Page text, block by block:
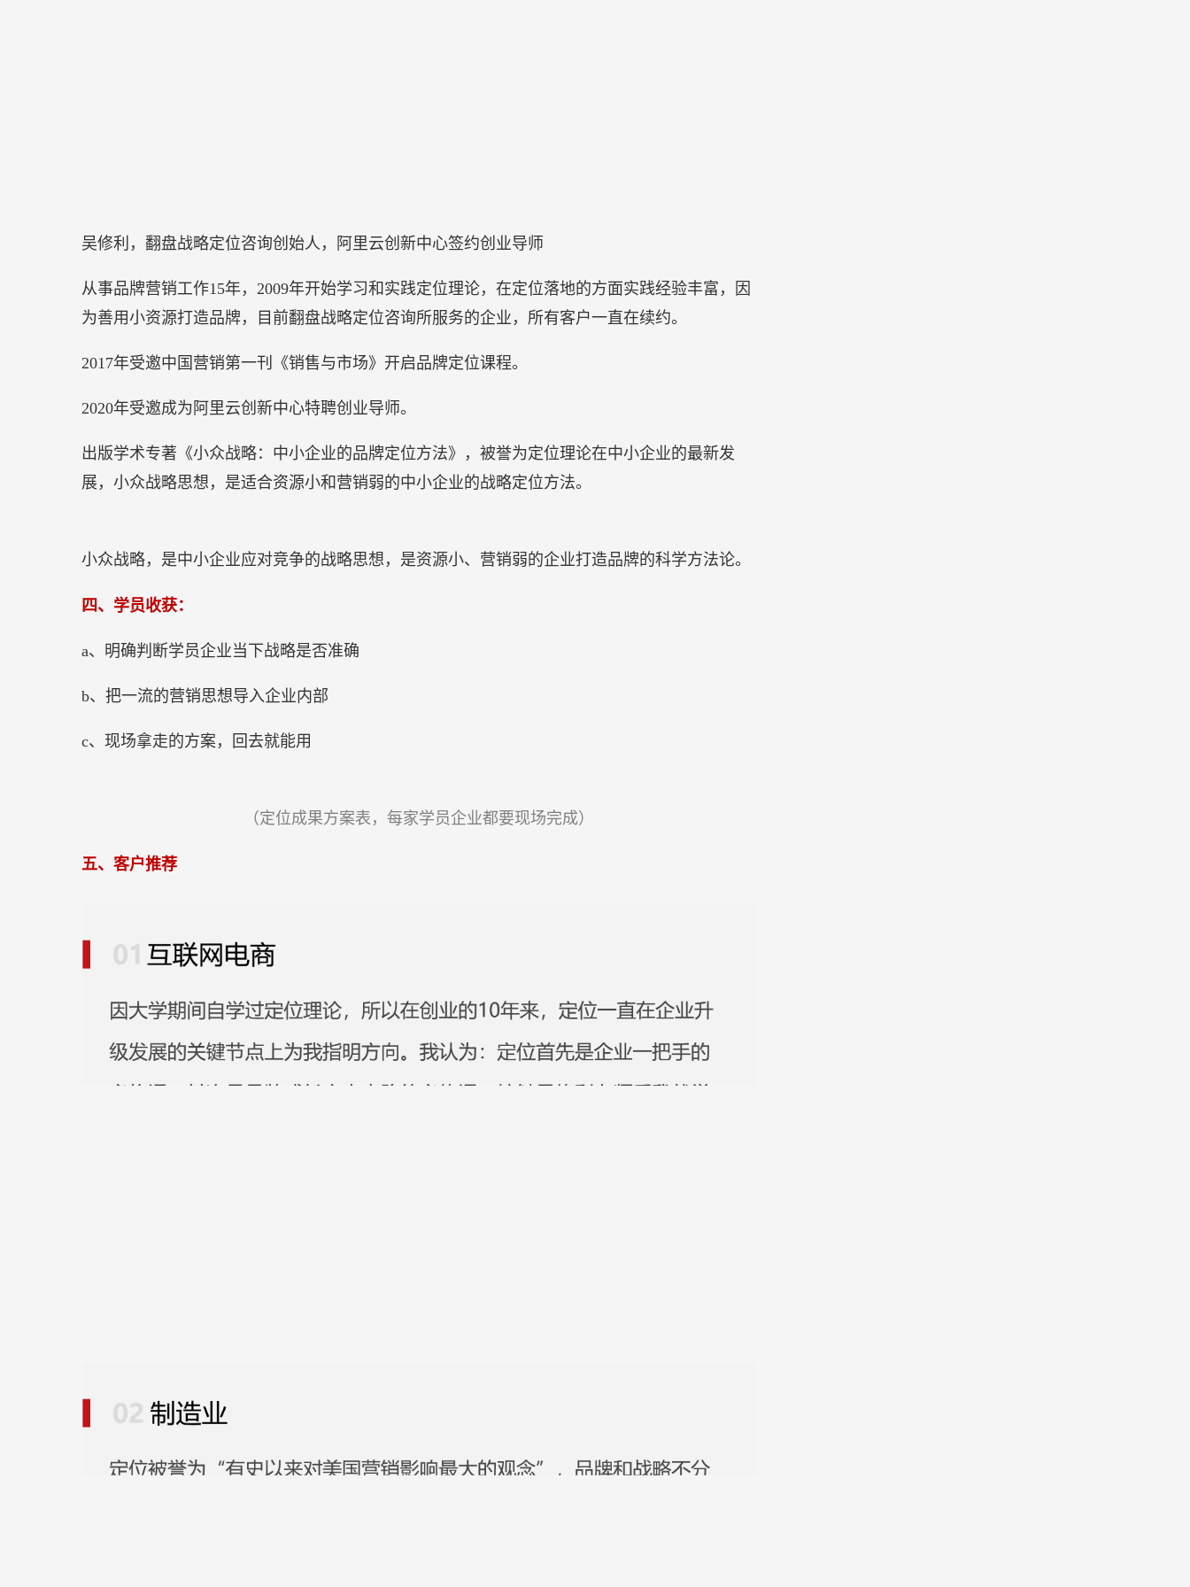
吴修利，翻盘战略定位咨询创始人，阿里云创新中心签约创业导师
从事品牌营销工作15年，2009年开始学习和实践定位理论，在定位落地的方面实践经验丰富，因
为善用小资源打造品牌，目前翻盘战略定位咨询所服务的企业，所有客户一直在续约。
2017年受邀中国营销第一刊《销售与市场》开启品牌定位课程。
2020年受邀成为阿里云创新中心特聘创业导师。
出版学术专著《小众战略：中小企业的品牌定位方法》，被誉为定位理论在中小企业的最新发
展，小众战略思想，是适合资源小和营销弱的中小企业的战略定位方法。
小众战略，是中小企业应对竞争的战略思想，是资源小、营销弱的企业打造品牌的科学方法论。
四、学员收获：
a、明确判断学员企业当下战略是否准确
b、把一流的营销思想导入企业内部
c、现场拿走的方案，回去就能用
（定位成果方案表，每家学员企业都要现场完成）
五、客户推荐